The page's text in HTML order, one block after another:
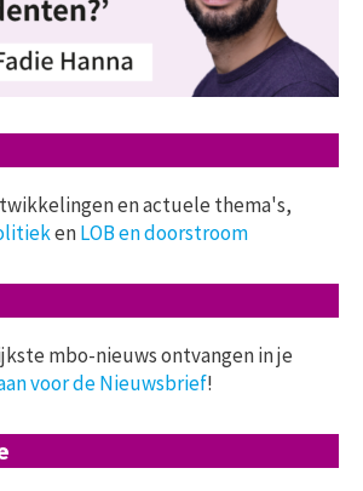
en actuele thema's,
enLOB en doorstroom
mbo-nieuws ontvangen in je
voor de Nieuwsbrief!